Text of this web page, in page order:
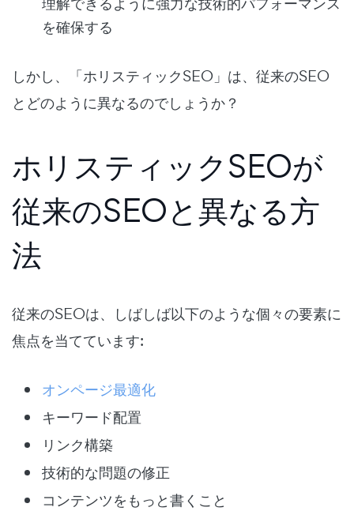
を確保する
しかし、「ホリスティックSEO」は、従来のSEO
とどのように異なるのでしょうか？
ホリスティックSEOが
従来のSEOと異なる方
法
従来のSEOは、しばしば以下のような個々の要素に
焦点を当てています:
オンページ最適化
キーワード配置
リンク構築
技術的な問題の修正
コンテンツをもっと書くこと